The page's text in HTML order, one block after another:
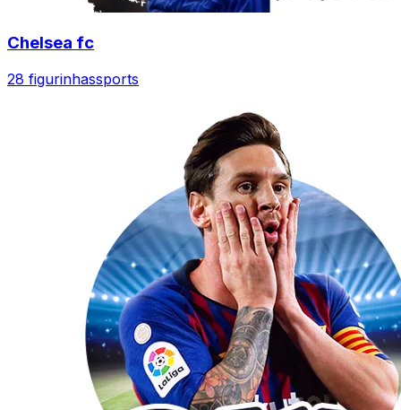
Chelsea fc
28 figurinhassports